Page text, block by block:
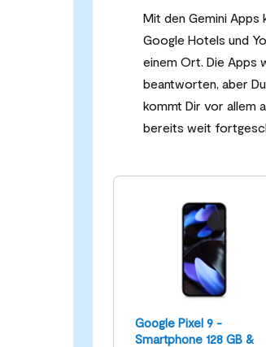
Mit den Gemini Apps
Google Hotels und
einem Ort. Die Apps
beantworten, aber
kommt Dir vor allem
bereits weit
Google Pixel 9 -
Smartphone 128 GB &